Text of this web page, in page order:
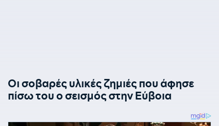
Οι σοβαρές υλικές ζημιές που άφησε
πίσω του ο σεισμός στην Εύβοια